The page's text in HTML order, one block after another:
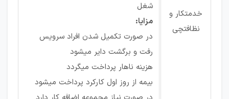
خدمتکار و
نظافتچی
شغل
مزایا:
در صورت تکمیل شدن افراد سرویس
رفت و برگشت دایر میشود
هزینه ناهار پرداخت میگردد
بیمه از روز اول کارکرد پرداخت میشود